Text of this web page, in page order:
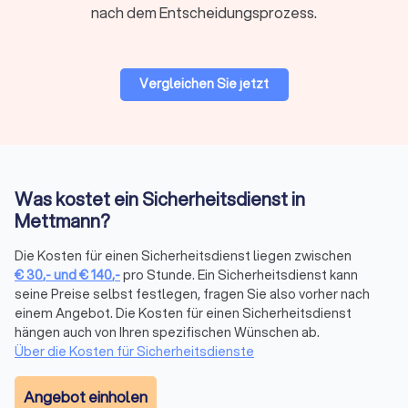
Interventionskette. Fragen Sie nach Reaktionsfenstern
Ablauf der Zusammenarbeit
erreichen Sie mehrere geprüfte Anbieter in Mettmann,
erhalten vergleichbare Angebote innerhalb kurzer Zeit und
Jetzt Angebote in Mettmann vergleichen (Sicherheitsdienst-
Anbieter).
3. Vor-Ort-Begehung:Lagecheck, Zugänge,
Kommunikationswege und Eskalationsstufen festlegen. So
startet der Einsatz reibungslos, auch in der Innenstadt.
4. Start & Review:Mit klaren KPIs (Reaktionszeiten,
Berichtswesen) starten, regelmäßig auswerten und bei
Bedarf nachschärfen. Das hält Qualität stabil und Kosten
nach dem Entscheidungsprozess.
Vergleichen Sie jetzt
Was kostet ein Sicherheitsdienst in
Mettmann?
Die Kosten für einen Sicherheitsdienst liegen zwischen
€30,-und€140,-pro Stunde. Ein Sicherheitsdienst kann
seine Preise selbst festlegen, fragen Sie also vorher nach
einem Angebot. Die Kosten für einen Sicherheitsdienst
hängen auch von Ihren spezifischen Wünschen ab.
Über die Kosten für Sicherheitsdienste
Angebot einholen